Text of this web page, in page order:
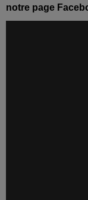
notre page